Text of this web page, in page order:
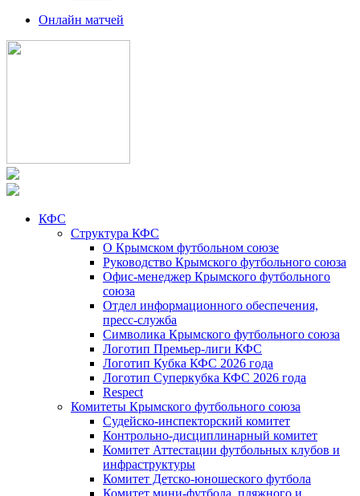
Онлайн матчей
КФС
Структура КФС
О Крымском футбольном союзе
Руководство Крымского футбольного союза
Офис-менеджер Крымского футбольного
союза
Отдел информационного обеспечения,
пресс-служба
Символика Крымского футбольного союза
Логотип Премьер-лиги КФС
Логотип Кубка КФС 2026 года
Логотип Суперкубка КФС 2026 года
Respect
Комитеты Крымского футбольного союза
Судейско-инспекторский комитет
Контрольно-дисциплинарный комитет
Комитет Аттестации футбольных клубов и
инфраструктуры
Комитет Детско-юношеского футбола
Комитет мини-футбола, пляжного и